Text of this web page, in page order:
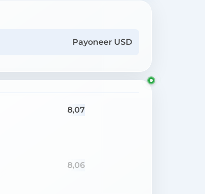
Payoneer USD
8,07
8,06